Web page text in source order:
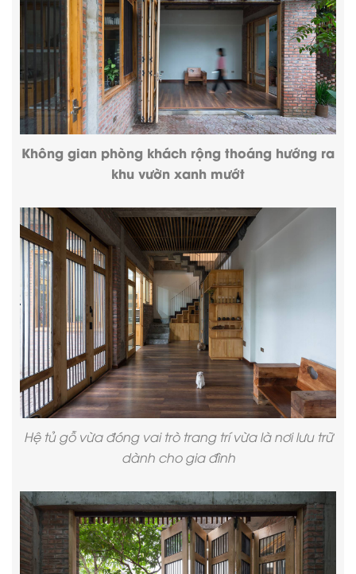
Không gian phòng khách rộng thoáng hướng ra
khu vườn xanh mướt
Hệ tủ gỗ vừa đóng vai trò trang trí vừa là nơi lưu trữ
dành cho gia đình